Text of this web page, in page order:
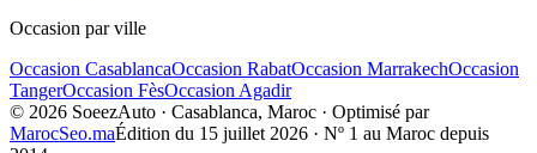
Occasion par ville
Occasion CasablancaOccasion RabatOccasion MarrakechOccasion
TangerOccasion FèsOccasion Agadir
© 2026 SoeezAuto · Casablanca, Maroc · Optimisé par
MarocSeo.maÉdition du 15 juillet 2026 · Nº 1 au Maroc depuis